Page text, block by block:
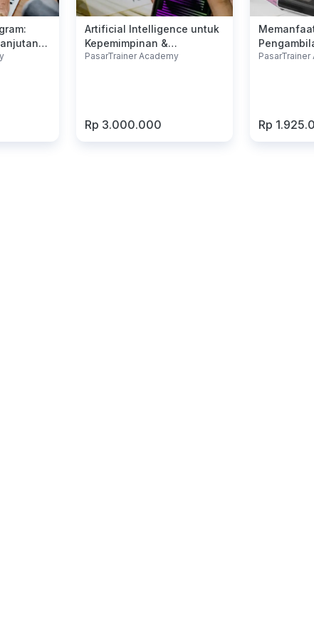
Artificial Intelligence untuk
Kepemimpinan &
Transformasi Bisnis
PasarTrainer Academy
Rp 3.000.000
yang
Rp